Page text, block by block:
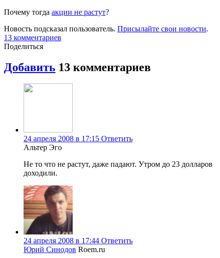
Почему тогда акции не растут?
Новость подсказал пользователь. Присылайте свои новости.
13 комментариев
Поделиться
Добавить 13 комментариев
24 апреля 2008 в 17:15 Ответить
Альтер Эго
Не то что не растут, даже падают. Утром до 23 долларов
доходили.
24 апреля 2008 в 17:44 Ответить
Юрий Синодов Roem.ru